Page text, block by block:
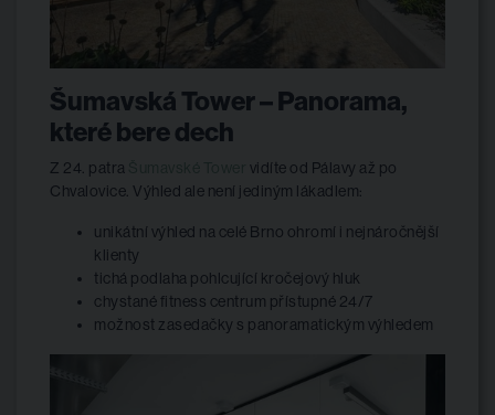
Šumavská Tower – Panorama,
které bere dech
Z 24. patra
vidíte od Pálavy až po
Chvalovice. Výhled ale není jediným lákadlem:
unikátní výhled na celé Brno ohromí i nejnáročnější
klienty
tichá podlaha pohlcující kročejový hluk
chystané fitness centrum přístupné 24/7
možnost zasedačky s panoramatickým výhledem